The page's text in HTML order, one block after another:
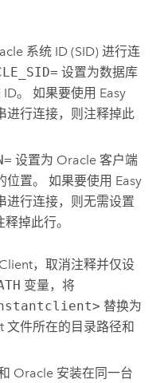
系统 ID (SID) 进行连
设置为数据库
。 如果要使用 Easy
进行连接，则注释掉此
设置为 Oracle客户端
位置。 如果要使用 Easy
进行连接，则无需设置
掉此行。
，取消注释并仅设
变量，将
替换为
文件所在的目录路径和
Oracle 安装在同一台